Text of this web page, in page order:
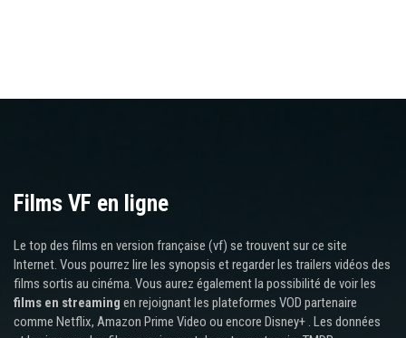
Films VF en ligne
Le top des films en version française (vf) se trouvent sur ce site
Internet. Vous pourrez lire les synopsis et regarder les trailers vidéos des
films sortis au cinéma. Vous aurez également la possibilité de voir les
films en streaming en rejoignant les plateformes VOD partenaire
comme Netflix, Amazon Prime Video ou encore Disney+ . Les données